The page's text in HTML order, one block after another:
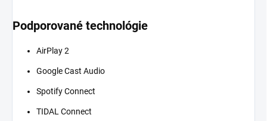
Podporované technológie
AirPlay 2
Google Cast Audio
Spotify Connect
TIDAL Connect